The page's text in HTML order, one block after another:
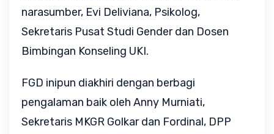
narasumber, Evi Deliviana, Psikolog,
Sekretaris Pusat Studi Gender dan Dosen
Bimbingan Konseling UKI.
FGD inipun diakhiri dengan berbagi
pengalaman baik oleh Anny Murniati,
Sekretaris MKGR Golkar dan Fordinal, DPP